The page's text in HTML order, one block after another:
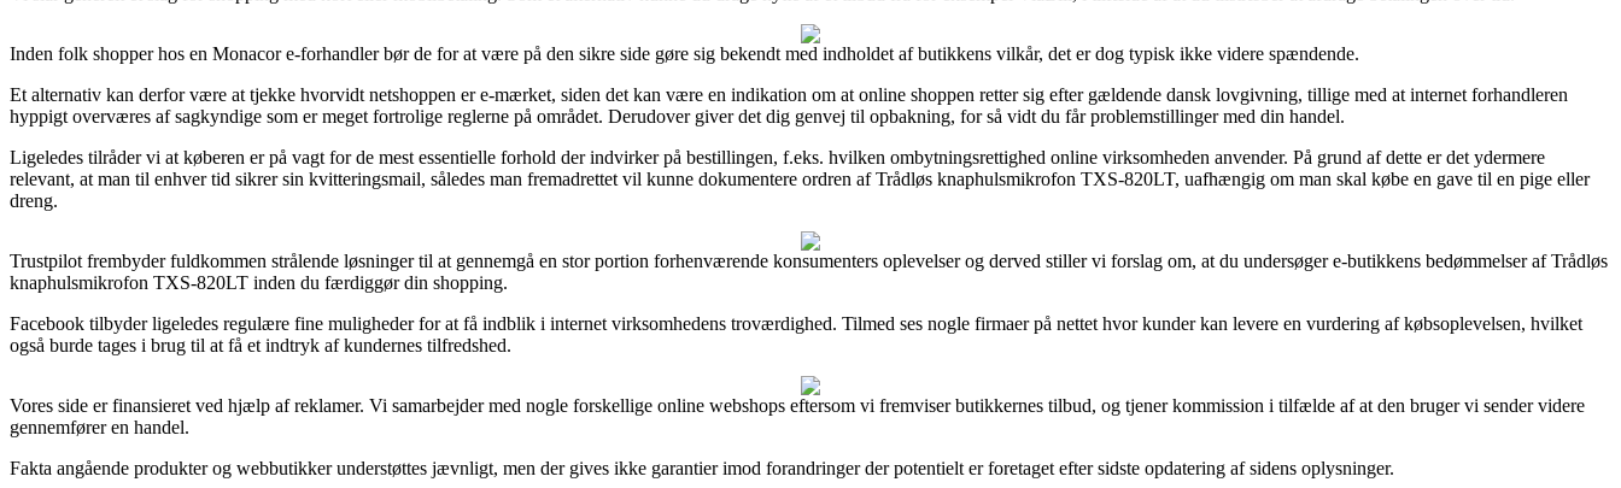
Inden folk shopper hos en Monacor e-forhandler bør de for at være på den sikre side gøre sig bekendt med indholdet af butikkens vilkår, det er dog typisk ikke videre spændende.
Et alternativ kan derfor være at tjekke hvorvidt netshoppen er e-mærket, siden det kan være en indikation om at online shoppen retter sig efter gældende dansk lovgivning, tillige med at internet forhandleren
hyppigt overværes af sagkyndige som er meget fortrolige reglerne på området. Derudover giver det dig genvej til opbakning, for så vidt du får problemstillinger med din handel.
Ligeledes tilråder vi at køberen er på vagt for de mest essentielle forhold der indvirker på bestillingen, f.eks. hvilken ombytningsrettighed online virksomheden anvender. På grund af dette er det ydermere
relevant, at man til enhver tid sikrer sin kvitteringsmail, således man fremadrettet vil kunne dokumentere ordren af Trådløs knaphulsmikrofon TXS-820LT, uafhængig om man skal købe en gave til en pige eller
dreng.
Trustpilot frembyder fuldkommen strålende løsninger til at gennemgå en stor portion forhenværende konsumenters oplevelser og derved stiller vi forslag om, at du undersøger e-butikkens bedømmelser af Trådløs
knaphulsmikrofon TXS-820LT inden du færdiggør din shopping.
Facebook tilbyder ligeledes regulære fine muligheder for at få indblik i internet virksomhedens troværdighed. Tilmed ses nogle firmaer på nettet hvor kunder kan levere en vurdering af købsoplevelsen, hvilket
også burde tages i brug til at få et indtryk af kundernes tilfredshed.
Vores side er finansieret ved hjælp af reklamer. Vi samarbejder med nogle forskellige online webshops eftersom vi fremviser butikkernes tilbud, og tjener kommission i tilfælde af at den bruger vi sender videre
gennemfører en handel.
Fakta angående produkter og webbutikker understøttes jævnligt, men der gives ikke garantier imod forandringer der potentielt er foretaget efter sidste opdatering af sidens oplysninger.